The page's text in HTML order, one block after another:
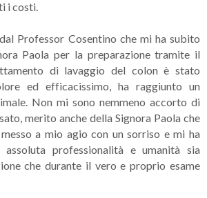
i costi.
Professor Cosentino che mi ha subito
Paola per la preparazione tramite il
di lavaggio del colon è stato
ed efficacissimo, ha raggiunto un
Non mi sono nemmeno accorto di
merito anche della Signora Paola che
a mio agio con un sorriso e mi ha
assoluta professionalità e umanità sia
che durante il vero e proprio esame